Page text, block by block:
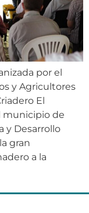
por el
y Agricultores
El
municipio de
y Desarrollo
gran
a la